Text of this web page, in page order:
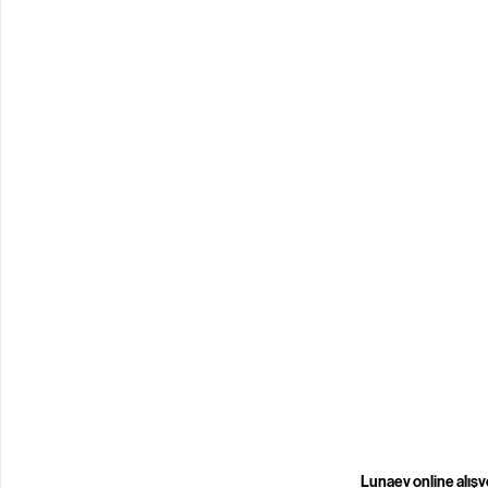
Lunaev online